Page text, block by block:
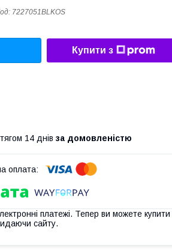
7227051BLKOS
Купити з
14 днів за домовленістю
платежі. Тепер ви можете купити
сайту.